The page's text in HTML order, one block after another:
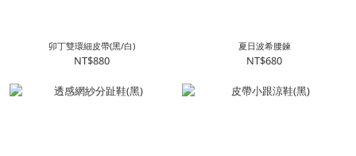
卯丁雙環細皮帶(黑/白)
NT$880
夏日波希腰鍊
NT$680